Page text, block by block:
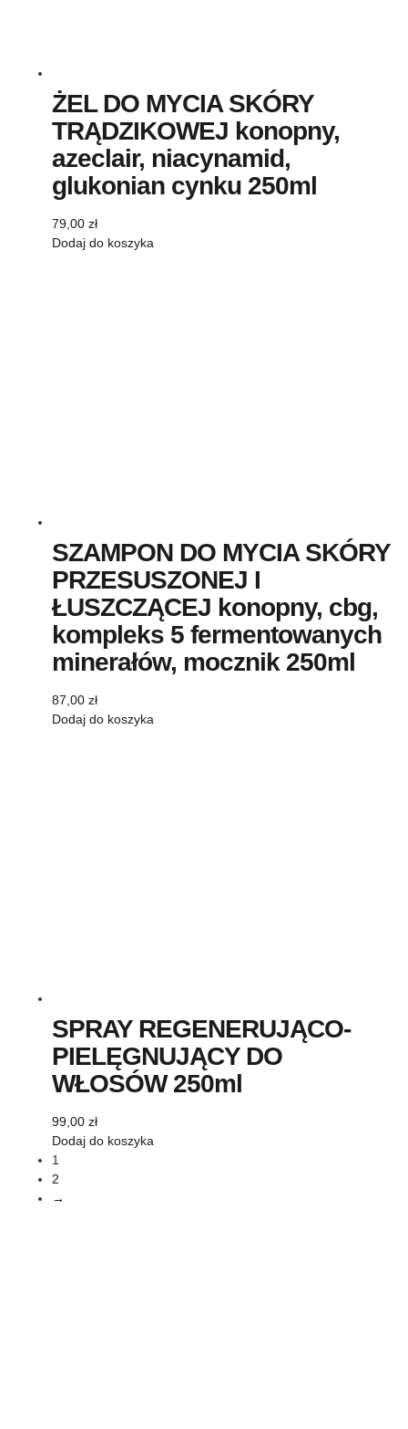
ŻEL DO MYCIA SKÓRY
TRĄDZIKOWEJ konopny,
azeclair, niacynamid,
glukonian cynku 250ml
79,00 zł
Dodaj do koszyka
SZAMPON DO MYCIA SKÓRY
PRZESUSZONEJ I
ŁUSZCZĄCEJ konopny, cbg,
kompleks 5 fermentowanych
minerałów, mocznik 250ml
87,00 zł
Dodaj do koszyka
SPRAY REGENERUJĄCO-
PIELĘGNUJĄCY DO
WŁOSÓW 250ml
99,00 zł
Dodaj do koszyka
1
2
→